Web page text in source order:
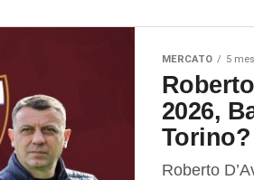
MERCATO 5
2026,
Torino?
Roberto